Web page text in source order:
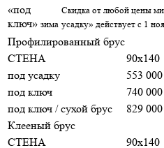
«под
ключ» зима
Скидка от любой цены
усадку» действует с 1
Профилированный брус
СТЕНА
90x140
под усадку
553
под ключ 740
под ключ / сухой брус 829
Клееный брус
СТЕНА
90x140